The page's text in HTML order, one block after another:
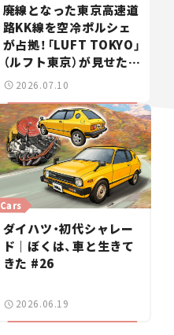
廃線となった東京高速道
路KK線を空冷ポルシェ
が占拠！「LUFT TOKYO」
（ルフト東京）が見せた奇
跡の一日——ハッサンの
信 #2
2026.07.10
Cars
ダイハツ・初代シャレー
ド｜ぼくは、車と生きて
きた #26
2026.06.19